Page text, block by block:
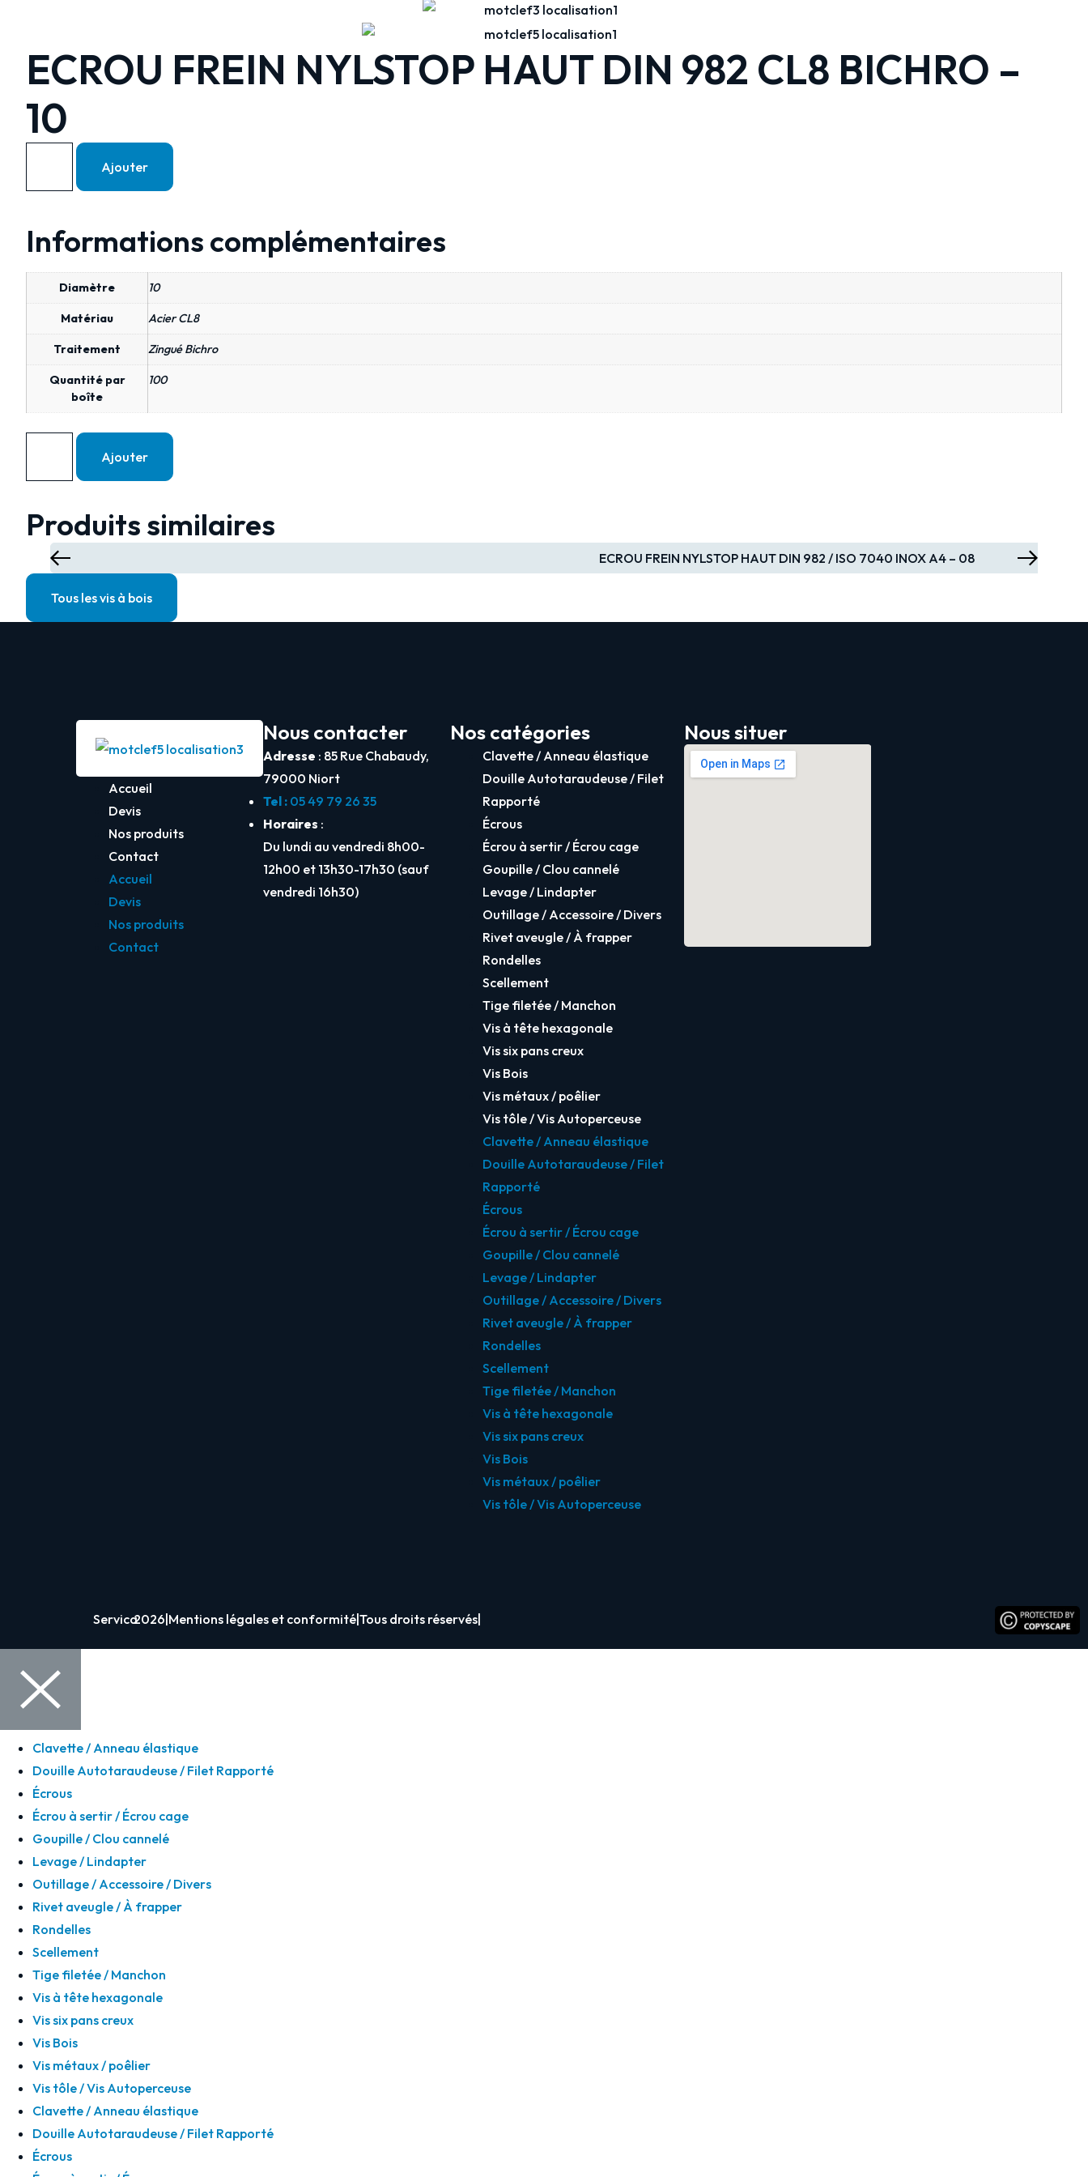
ECROU FREIN NYLSTOP HAUT DIN 982 CL8 BICHRO –
10
Ajouter
Informations complémentaires
Diamètre 10
Matériau Acier CL8
Traitement Zingué Bichro
Quantité par
boîte
100
Ajouter
Produits similaires
ECROU FREIN NYLSTOP HAUT DIN 982 / ISO 7040 INOX A4 – 08
Tous les vis à bois
Accueil
Devis
Nos produits
Contact
Accueil
Devis
Nos produits
Contact
Nous contacter
Adresse : 85 Rue Chabaudy,
79000 Niort
Tel : 05 49 79 26 35
Horaires :
Du lundi au vendredi 8h00-
12h00 et 13h30-17h30 (sauf
vendredi 16h30)
Nos catégories
Clavette / Anneau élastique
Douille Autotaraudeuse / Filet
Rapporté
Écrous
Écrou à sertir / Écrou cage
Goupille / Clou cannelé
Levage / Lindapter
Outillage / Accessoire / Divers
Rivet aveugle / À frapper
Rondelles
Scellement
Tige filetée / Manchon
Vis à tête hexagonale
Vis six pans creux
Vis Bois
Vis métaux / poêlier
Vis tôle / Vis Autoperceuse
Clavette / Anneau élastique
Douille Autotaraudeuse / Filet
Rapporté
Écrous
Écrou à sertir / Écrou cage
Goupille / Clou cannelé
Levage / Lindapter
Outillage / Accessoire / Divers
Rivet aveugle / À frapper
Rondelles
Scellement
Tige filetée / Manchon
Vis à tête hexagonale
Vis six pans creux
Vis Bois
Vis métaux / poêlier
Vis tôle / Vis Autoperceuse
Nous situer
Servica2026|Mentions légales et conformité|Tous droits réservés|
Clavette / Anneau élastique
Douille Autotaraudeuse / Filet Rapporté
Écrous
Écrou à sertir / Écrou cage
Goupille / Clou cannelé
Levage / Lindapter
Outillage / Accessoire / Divers
Rivet aveugle / À frapper
Rondelles
Scellement
Tige filetée / Manchon
Vis à tête hexagonale
Vis six pans creux
Vis Bois
Vis métaux / poêlier
Vis tôle / Vis Autoperceuse
Clavette / Anneau élastique
Douille Autotaraudeuse / Filet Rapporté
Écrous